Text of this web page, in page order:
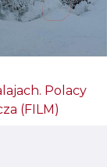
Polacy
(FILM)